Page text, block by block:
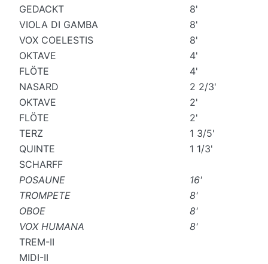
GEDACKT
8'
VIOLA DI GAMBA
8'
VOX COELESTIS
8'
OKTAVE
4'
FLÖTE
4'
NASARD
2 2/3'
OKTAVE
2'
FLÖTE
2'
TERZ
1 3/5'
QUINTE
1 1/3'
SCHARFF
POSAUNE
16'
TROMPETE
8'
OBOE
8'
VOX HUMANA
8'
TREM-II
MIDI-II